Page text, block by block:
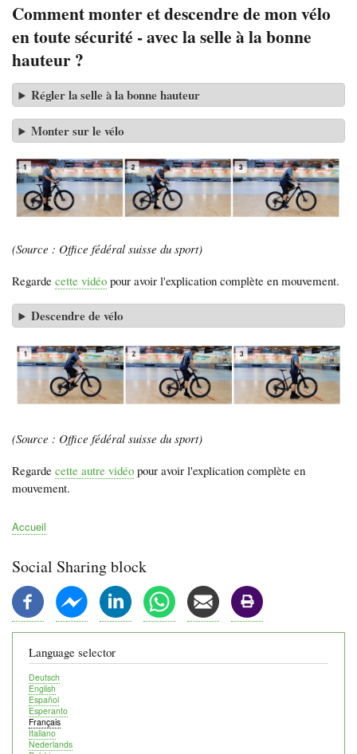
Comment monter et descendre de mon vélo
en toute sécurité - avec la selle à la bonne
hauteur ?
Régler la selle à la bonne hauteur
Monter sur le vélo
(Source : Office fédéral suisse du sport)
Regarde cette vidéo pour avoir l'explication complète en mouvement.
Descendre de vélo
(Source : Office fédéral suisse du sport)
Regarde cette autre vidéo pour avoir l'explication complète en
mouvement.
d'Ariane
Accueil
Social Sharing block
Language selector
Deutsch
English
Español
Esperanto
Français
Italiano
Nederlands